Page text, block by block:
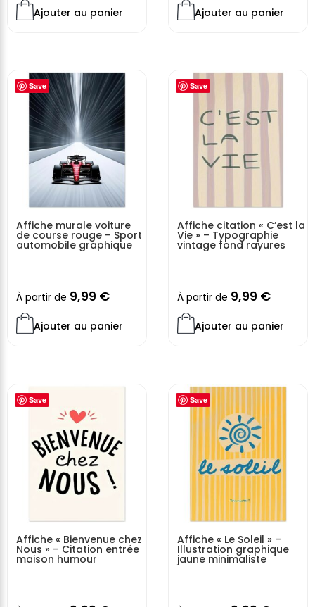
Ajouter au panier Ajouter au panier
Save
Affiche murale voiture
de course rouge – Sport
automobile graphique
À partir de 9,99 €
Ajouter au panier
Save
Affiche citation « C’est la
Vie » – Typographie
vintage fond rayures
À partir de 9,99 €
Ajouter au panier
Save
Affiche « Bienvenue chez
Nous » – Citation entrée
maison humour
Save
Affiche « Le Soleil » –
Illustration graphique
jaune minimaliste